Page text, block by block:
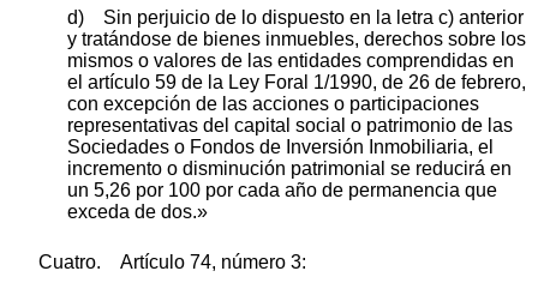
d) Sin perjuicio de lo dispuesto en la letra c) anterior
y tratándose de bienes inmuebles, derechos sobre los
mismos o valores de las entidades comprendidas en
el artículo 59 de la Ley Foral 1/1990, de 26 de febrero,
con excepción de las acciones o participaciones
representativas del capital social o patrimonio de las
Sociedades o Fondos de Inversión Inmobiliaria, el
incremento o disminución patrimonial se reducirá en
un 5,26 por 100 por cada año de permanencia que
exceda de dos.»
Cuatro. Artículo 74, número 3: